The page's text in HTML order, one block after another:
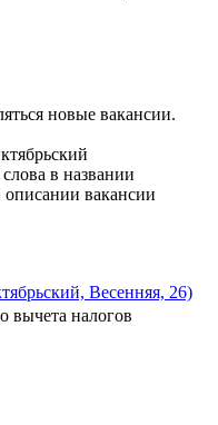
новые вакансии.
в названии
вакансии
Весенняя, 26)
вычета налогов